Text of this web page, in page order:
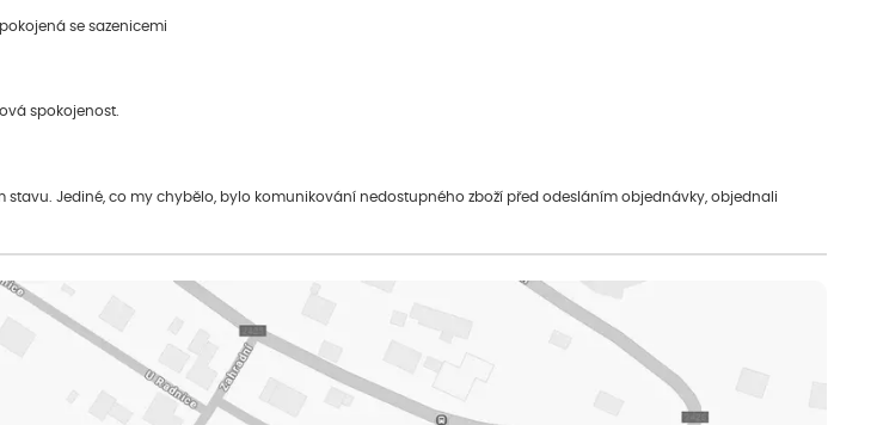
se sazenicemi
spokojenost.
stavu. Jediné, co my chybělo, bylo komunikování nedostupného zboží před odesláním objednávky, objednali